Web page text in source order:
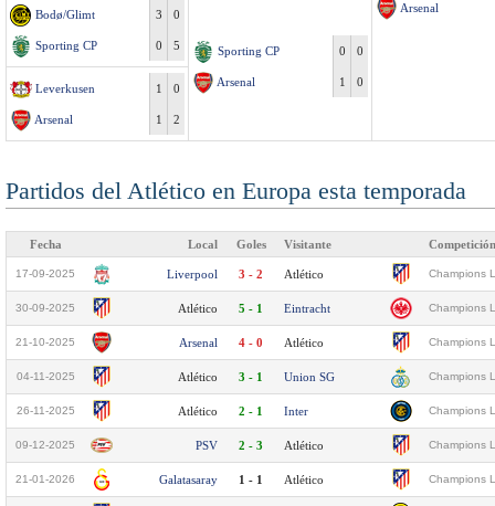
Arsenal
Bodø/Glimt 0
3
Sporting CP 5
0 Sporting CP 0
0
Arsenal 0
1
Leverkusen 0
1
Arsenal 2
1
Partidos del Atlético en Europa esta temporada
Fecha Local Goles Visitante Competición
17-09-2025 Liverpool 3 - 2 Atlético Champions
30-09-2025 Atlético 5 - 1 Eintracht Champions
21-10-2025 Arsenal 4 - 0 Atlético Champions
04-11-2025 Atlético 3 - 1 Union SG Champions
26-11-2025 Atlético 2 - 1 Inter Champions
09-12-2025 PSV 2 - 3 Atlético Champions
21-01-2026 Galatasaray 1 - 1 Atlético Champions